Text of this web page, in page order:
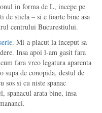
in forma de L, incepe pe
de sticla – si e foarte bine asa
centrului Bucurestiului.
. Mi-a placut la inceput sa
Insa apoi l-am gasit fara
fara vreo legatura aparenta
de conopida, destul de
sos si cu niste spanac
spanacul arata bine, insa